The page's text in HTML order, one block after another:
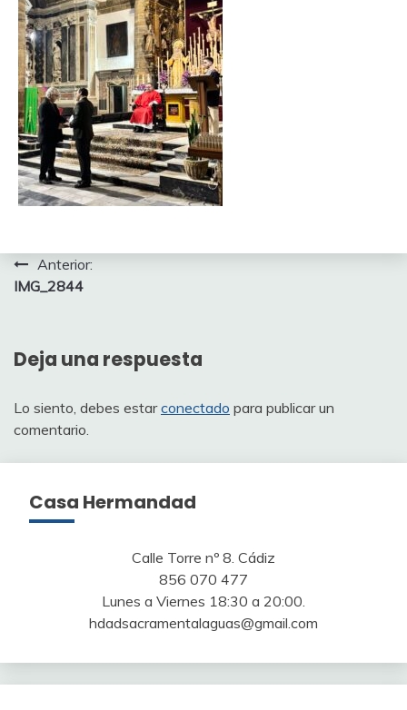
Navegación
de
Anterior:
IMG_2844
Deja una respuesta
Lo siento, debes estarconectado para publicar un
comentario.
Casa Hermandad
Calle Torre nº 8. Cádiz
856 070 477
Lunes a Viernes 18:30 a 20:00.
hdadsacramentalaguas@gmail.com